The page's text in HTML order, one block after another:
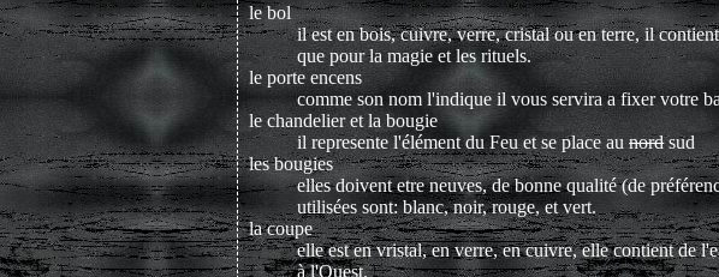
le bol
il est en bois, cuivre, verre, cristal ou en terre, il
que pour la magie et les rituels.
le porte encens
comme son nom l'indique il vous servira a fixer votre
le chandelier et la bougie
il represente l'élément du Feu et se place aunordsud
les bougies
elles doivent etre neuves, de bonne qualité (de
utilisées sont: blanc, noir, rouge, et vert.
la coupe
elle est en vristal, en verre, en cuivre, elle contient de
à l'Ouest.